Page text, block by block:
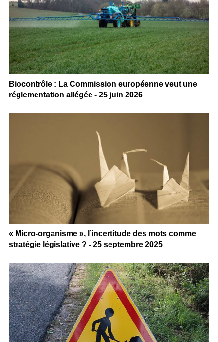
Biocontrôle : La Commission européenne veut une
réglementation allégée - 25 juin 2026
« Micro-organisme », l’incertitude des mots comme
stratégie législative ? - 25 septembre 2025